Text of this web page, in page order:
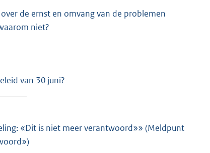
de ernst en omvang van de problemen
niet?
van 30 juni?
«Dit is niet meer verantwoord»» (Meldpunt